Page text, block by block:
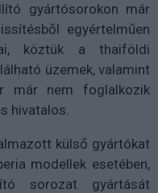
gyártósorokon már
egyértelműen
köztük a thaiföldi
üzemek, valamint
már nem foglalkozik
hivatalos.
külső gyártókat
modellek esetében,
sorozat gyártását